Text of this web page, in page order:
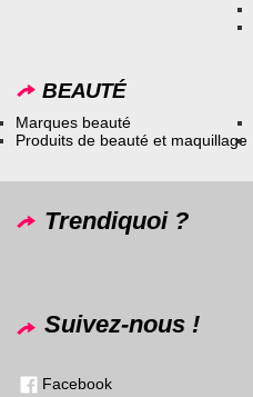
BEAUTÉ
Marques beauté
Produits de beauté et maquillage
Trendiquoi ?
Suivez-nous !
Facebook